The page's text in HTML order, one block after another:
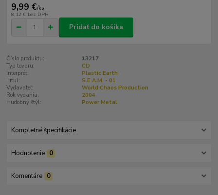
9,99 €/ks
8,12 € bez DPH
Pridať do košíka
Číslo produktu:
13217
Typ tovaru:
CD
Interprét:
Plastic Earth
Titul:
S.E.A.M. - 01
Vydavateľ:
World Chaos Production
Rok vydania:
2004
Hudobný štýl:
Power Metal
Kompletné špecifikácie
Hodnotenie 0
Komentáre 0